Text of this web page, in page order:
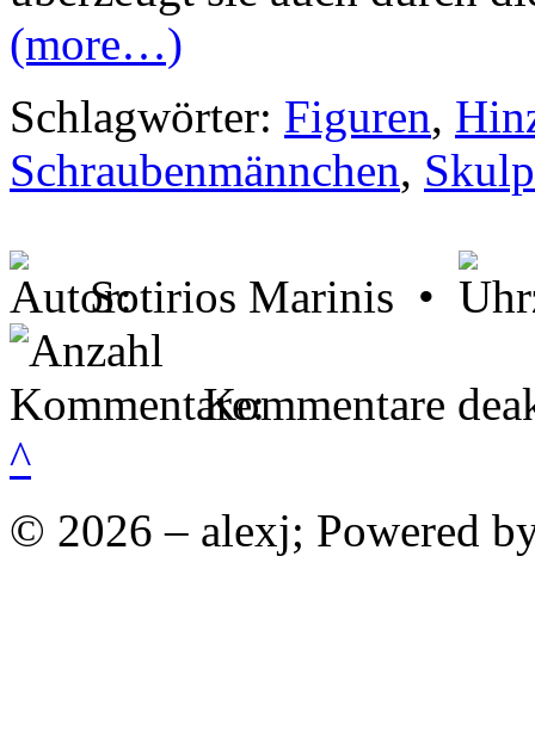
(more…)
Schlagwörter: Figuren,
Schraubenmännchen,
Sotirios Marinis •
Kommentare
^
© 2026 – alexj; Powered